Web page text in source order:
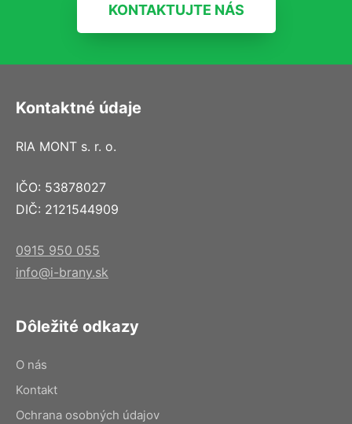
KONTAKTUJTE NÁS
Kontaktné údaje
RIA MONT s. r. o.
IČO: 53878027
DIČ: 2121544909
0915 950 055
info@i-brany.sk
Dôležité odkazy
O nás
Kontakt
Ochrana osobných údajov